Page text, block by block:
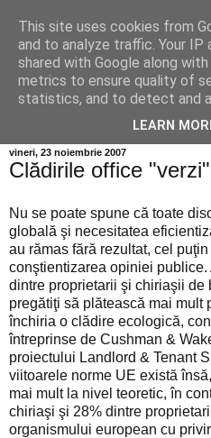
Info
BINE AȚI VENIT! *Jurnal
Duminică 09 August, 2026
vineri, 23 noiembrie 2007
Clădirile office
Nu se poate spune că toate
globală şi necesitatea
au rămas fără rezultat, cel
conştientizarea opiniei
dintre proprietarii şi chiriaşii de
pregătiţi să plătească mai mult
închiria o clădire ecologică,
întreprinse de Cushman &
proiectului Landlord & Tenant
viitoarele norme UE există
mai mult la nivel teoretic, în
chiriaşi şi 28% dintre
organismului european cu
This site uses cookies from
and to analyze traffic. Your IP
shared with Google along
metrics to ensure quality of
statistics, and to detect and
LEARN